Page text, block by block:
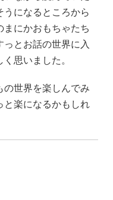
になるところから
にかおもちゃたち
とお話の世界に入
思いました。
世界を楽しんでみ
と楽になるかもしれ